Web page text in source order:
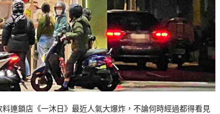
連鎖店《一沐日》最近人氣大爆炸，不論何時經過都得看見